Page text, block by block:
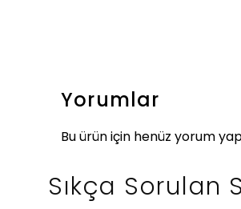
Yorumlar
Bu ürün için henüz yorum
Sıkça Sorulan